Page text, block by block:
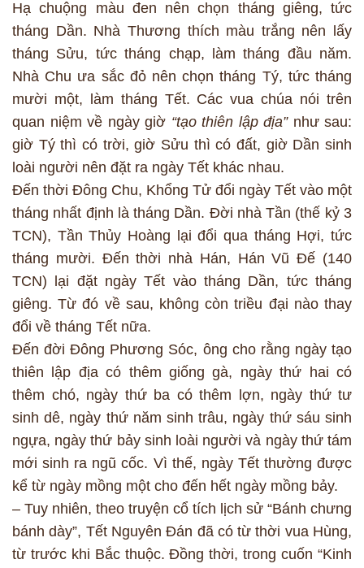
Hạ chuộng màu đen nên chọn tháng giêng, tức
tháng Dần. Nhà Thương thích màu trắng nên lấy
tháng Sửu, tức tháng chạp, làm tháng đầu năm.
Nhà Chu ưa sắc đỏ nên chọn tháng Tý, tức tháng
mười một, làm tháng Tết. Các vua chúa nói trên
quan niệm về ngày giờ “tạo thiên lập địa”như sau:
giờ Tý thì có trời, giờ Sửu thì có đất, giờ Dần sinh
loài người nên đặt ra ngày Tết khác nhau.
Đến thời Đông Chu, Khổng Tử đổi ngày Tết vào một
tháng nhất định là tháng Dần. Đời nhà Tần (thế kỷ 3
TCN), Tần Thủy Hoàng lại đổi qua tháng Hợi, tức
tháng mười. Đến thời nhà Hán, Hán Vũ Đế (140
TCN) lại đặt ngày Tết vào tháng Dần, tức tháng
giêng. Từ đó về sau, không còn triều đại nào thay
đổi về tháng Tết nữa.
Đến đời Đông Phương Sóc, ông cho rằng ngày tạo
thiên lập địa có thêm giống gà, ngày thứ hai có
thêm chó, ngày thứ ba có thêm lợn, ngày thứ tư
sinh dê, ngày thứ năm sinh trâu, ngày thứ sáu sinh
ngựa, ngày thứ bảy sinh loài người và ngày thứ tám
mới sinh ra ngũ cốc. Vì thế, ngày Tết thường được
kể từ ngày mồng một cho đến hết ngày mồng bảy.
– Tuy nhiên, theo truyện cổ tích lịch sử “Bánh chưng
bánh dày”, Tết Nguyên Đán đã có từ thời vua Hùng,
từ trước khi Bắc thuộc. Đồng thời, trong cuốn “Kinh